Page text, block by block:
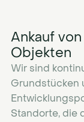
Ankauf
Objekten
Wir sind
Grundstücken
Standorte, die